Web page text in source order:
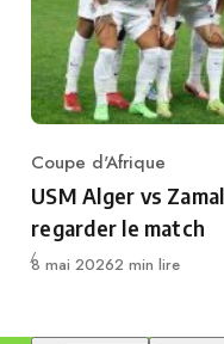
Category
Coupe d'Afrique
USM Alger vs
regarder le match
Publié
8 mai 20262 min lire